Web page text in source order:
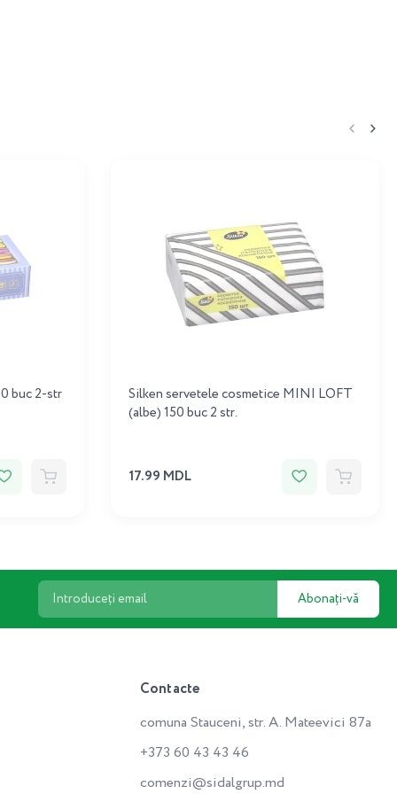
buc 2-str
Silken servetele cosmetice MINI LOFT
(albe) 150 buc 2 str.
17.99 MDL
Abonați-vă
Contacte
comuna Stauceni, str. A. Mateevici 87a
+373 60 43 43 46
comenzi@sidalgrup.md